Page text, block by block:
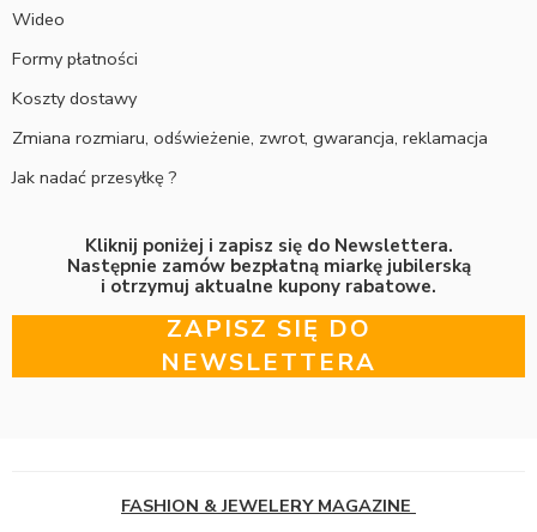
Wideo
Formy płatności
Koszty dostawy
Zmiana rozmiaru, odświeżenie, zwrot, gwarancja, reklamacja
Jak nadać przesyłkę ?
Kliknij poniżej i zapisz się do Newslettera.
Następnie zamów bezpłatną miarkę jubilerską
i otrzymuj aktualne kupony rabatowe.
ZAPISZ SIĘ DO
NEWSLETTERA
FASHION & JEWELERY MAGAZINE